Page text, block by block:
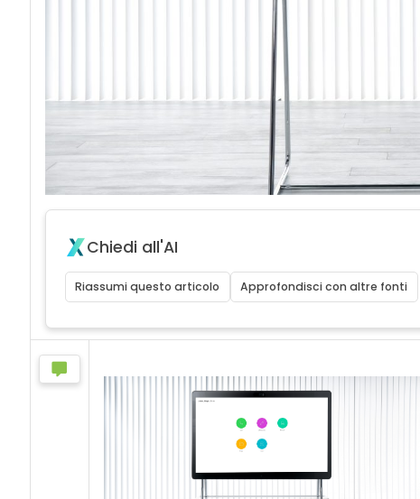
Chiedi all'AI
Riassumi questo articolo Approfondisci con altre fonti